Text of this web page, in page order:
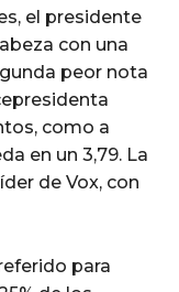
el presidente
con una
peor nota
como a
en un 3,79. La
de Vox, con
para